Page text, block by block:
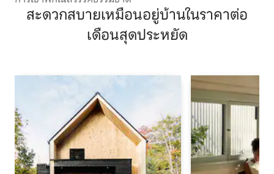
สะดวกสบายเหมือนอยู่บ้านในราคาต่อ
เดือนสุดประหยัด